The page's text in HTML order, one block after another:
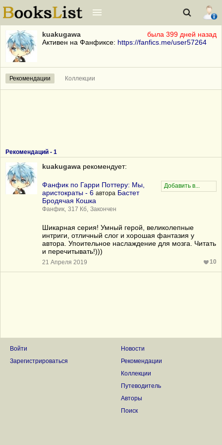
была 399 дней назад
kuakugawa
Активен на Фанфиксе: https://fanfics.me/user57264
Рекомендации Коллекции
Рекомендаций - 1
kuakugawa рекомендует:
Фанфик по Гарри Поттеру: Мы,
аристократы - 6 автора Бастет
Бродячая Кошка
Фанфик, 317 Кб, Закончен
Шикарная серия! Умный герой, великолепные
интриги, отличный слог и хорошая фантазия у
автора. Упоительное наслаждение для мозга. Читать
и перечитывать!)))
21 Апреля 2019 10
Войти
Зарегистрироваться
Новости
Рекомендации
Коллекции
Путеводитель
Авторы
Поиск